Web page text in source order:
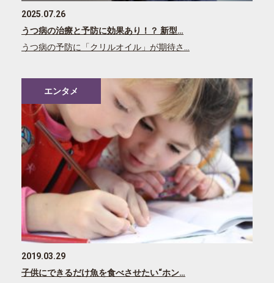
2025.07.26
うつ病の治療と予防に効果あり！？ 新型…
うつ病の予防に「クリルオイル」が期待さ…
エンタメ
2019.03.29
子供にできるだけ魚を食べさせたい“ホン…